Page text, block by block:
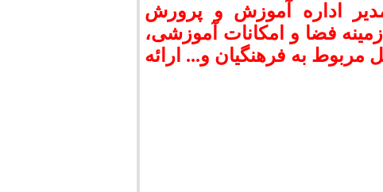
اداره آموزش و پرورش
فضا و امکانات آموزشی،
به فرهنگیان و... ارائه